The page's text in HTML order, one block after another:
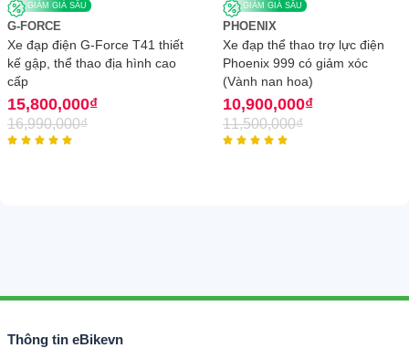
GIẢM GIÁ SÂU
G-FORCE
Xe đạp điện G-Force T41 thiết
kế gập, thể thao địa hình cao
cấp
16,990,000₫
15,800,000₫
    
GIẢM GIÁ SÂU
PHOENIX
Xe đạp thể thao trợ lực điện
Phoenix 999 có giảm xóc
(Vành nan hoa)
11,500,000₫
10,900,000₫
    
Thông tin eBikevn